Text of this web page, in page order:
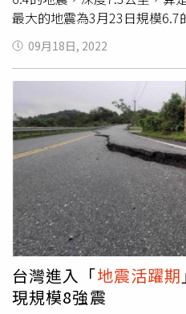
最大的地震為3月23日規模
海。他認為，這次的地震算
1973年以來，規模5的地震只
的地震是菲律賓海板塊及歐亞
能與中央山脈斷層有關。陳
以上的地震，5天內也有規模
個月。陳國昌說，上半年發生
震，規模6以上的地震超過6
緩，但17日又發生規模較大
6的地震偏多，以平均值來看
台東縣長饒慶鈴18日早上也
寶華大橋和鹿野納骨塔視察
位受損，縣府與公所會即刻通
快協助復原。」
09月18日, 2022
台灣進入「地震活躍期
現規模8強震